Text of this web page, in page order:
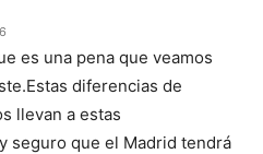
es una pena que veamos
diferencias de
llevan a estas
seguro que el Madrid tendrá